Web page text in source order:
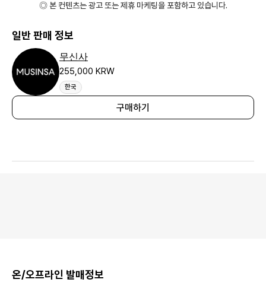
◎ 본 컨텐츠는 광고 또는 제휴 마케팅을 포함하고 있습니다.
일반 판매 정보
무신사
255,000 KRW
한국
구매하기
온/오프라인 발매정보